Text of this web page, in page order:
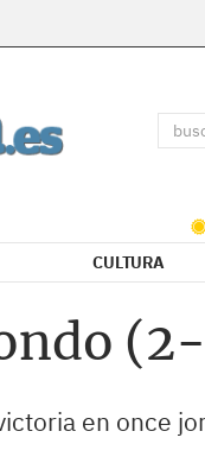
CULTURA
en once